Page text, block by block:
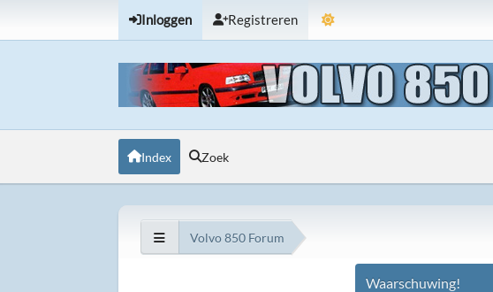
Inloggen Registreren
Index Zoek
Volvo 850 Forum
Waarschuwing!